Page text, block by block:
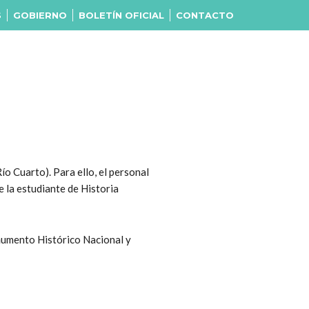
GOBIERNO BOLETÍN OFICIAL CONTACTO
Cuarto). Para ello, el personal
la estudiante de Historia
Histórico Nacional y